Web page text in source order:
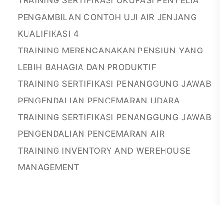
PENGAMBILAN CONTOH UJI AIR JENJANG
KUALIFIKASI 4
TRAINING MERENCANAKAN PENSIUN YANG
LEBIH BAHAGIA DAN PRODUKTIF
TRAINING SERTIFIKASI PENANGGUNG JAWAB
PENGENDALIAN PENCEMARAN UDARA
TRAINING SERTIFIKASI PENANGGUNG JAWAB
PENGENDALIAN PENCEMARAN AIR
TRAINING INVENTORY AND WEREHOUSE
MANAGEMENT